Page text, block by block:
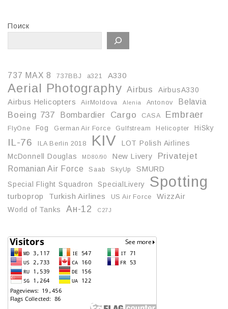
Поиск
737 MAX 8 737BBJ a321 A330
Aerial Photography Airbus
AirbusA330
Airbus Helicopters
AirMoldova Alenia Antonov Belavia
Boeing 737 Bombardier Cargo CASA Embraer
FlyOne Fog German Air Force Gulfstream Helicopter HiSky
IL-76 ILA Berlin 2018 KIV
LOT Polish Airlines
McDonnell Douglas
MD80/90 New Livery Privatejet
Romanian Air Force Saab SkyUp
SMURD
Special Flight Squadron
SpecialLivery Spotting
turboprop Turkish Airlines US Air Force
WizzAir
World of Tanks
Ан-12 С27J